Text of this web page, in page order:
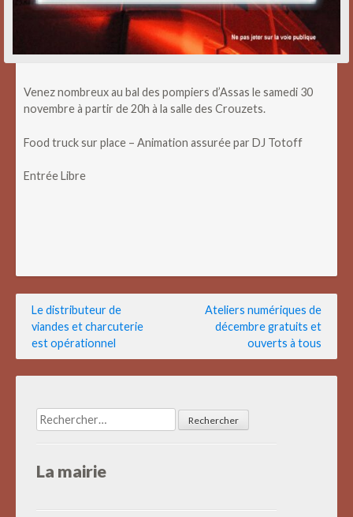
Venez nombreux au bal des pompiers d’Assas le samedi 30
novembre à partir de 20h à la salle des Crouzets.
Food truck sur place – Animation assurée par DJ Totoff
Entrée Libre
Navigation
de
l’article
Le distributeur de
viandes et charcuterie
est opérationnel
Ateliers numériques de
décembre gratuits et
ouverts à tous
Rechercher :
La mairie